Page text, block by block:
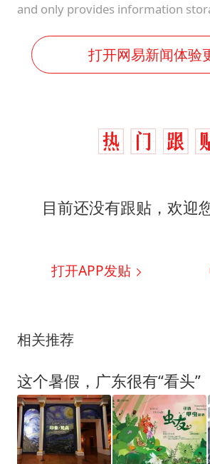
and only provides information
打开网易新闻体验
目前还没有跟贴，欢迎
打开APP发贴
相关推荐